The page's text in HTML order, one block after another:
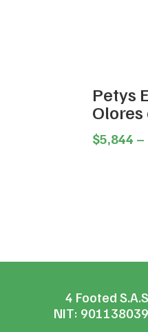
Petys
$5,844 –
4 Footed S.A.S
NIT: